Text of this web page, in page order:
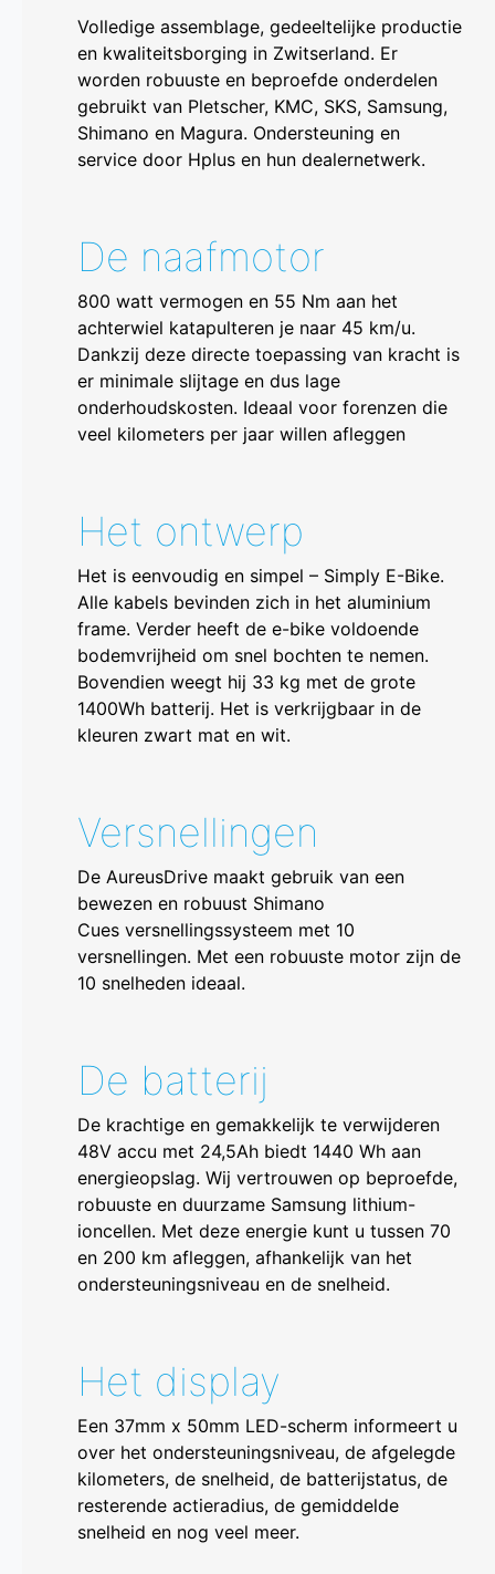
Volledige assemblage, gedeeltelijke productie
en kwaliteitsborging in Zwitserland. Er
worden robuuste en beproefde onderdelen
gebruikt van Pletscher, KMC, SKS, Samsung,
Shimano en Magura. Ondersteuning en
service door Hplus en hun dealernetwerk.
De naafmotor
800 watt vermogen en 55 Nm aan het
achterwiel katapulteren je naar 45 km/u.
Dankzij deze directe toepassing van kracht is
er minimale slijtage en dus lage
onderhoudskosten. Ideaal voor forenzen die
veel kilometers per jaar willen afleggen
Het ontwerp
Het is eenvoudig en simpel – Simply E-Bike.
Alle kabels bevinden zich in het aluminium
frame. Verder heeft de e-bike voldoende
bodemvrijheid om snel bochten te nemen.
Bovendien weegt hij 33 kg met de grote
1400Wh batterij. Het is verkrijgbaar in de
kleuren zwart mat en wit.
Versnellingen
De AureusDrive maakt gebruik van een
bewezen en robuust Shimano
Cues versnellingssysteem met 10
versnellingen. Met een robuuste motor zijn de
10 snelheden ideaal.
De batterij
De krachtige en gemakkelijk te verwijderen
48V accu met 24,5Ah biedt 1440 Wh aan
energieopslag. Wij vertrouwen op beproefde,
robuuste en duurzame Samsung lithium-
ioncellen. Met deze energie kunt u tussen 70
en 200 km afleggen, afhankelijk van het
ondersteuningsniveau en de snelheid.
Het display
Een 37mm x 50mm LED-scherm informeert u
over het ondersteuningsniveau, de afgelegde
kilometers, de snelheid, de batterijstatus, de
resterende actieradius, de gemiddelde
snelheid en nog veel meer.